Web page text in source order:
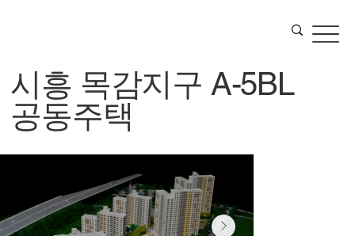
시흥 목감지구 A-5BL
공동주택